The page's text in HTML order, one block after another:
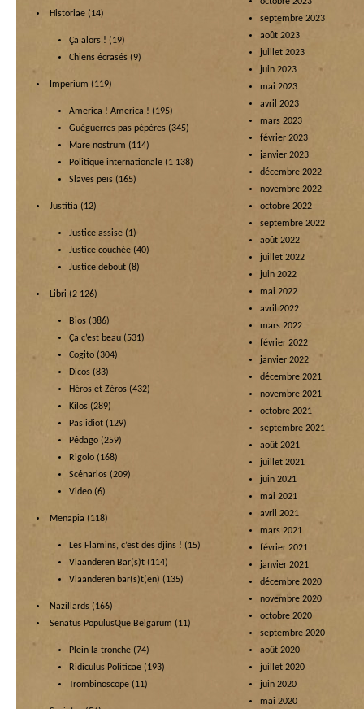
Historiae (14)
Ça alors ! (19)
Chiens écrasés (9)
Imperium (119)
America ! America ! (195)
Guéguerres pas pépères (345)
Mare nostrum (114)
Politique internationale (1 138)
Slaves peïs (165)
Justitia (12)
Justice assise (1)
Justice couchée (40)
Justice debout (8)
Libri (2 126)
Bios (386)
Ça c’est beau (531)
Cogito (304)
Dicos (83)
Héros et Zéros (432)
Kilos (289)
Pas idiot (129)
Pédago (259)
Rigolo (168)
Scénarios (209)
Video (6)
Menapia (118)
Les Flamins, c’est des djins ! (15)
Vlaanderen Bar(s)t (114)
Vlaanderen bar(s)t(en) (135)
Nazillards (166)
Senatus PopulusQue Belgarum (11)
Plein la tronche (74)
Ridiculus Politicae (193)
Trombinoscope (11)
septembre 2023
août 2023
juillet 2023
juin 2023
mai 2023
avril 2023
mars 2023
février 2023
janvier 2023
décembre 2022
novembre 2022
octobre 2022
septembre 2022
août 2022
juillet 2022
juin 2022
mai 2022
avril 2022
mars 2022
février 2022
janvier 2022
décembre 2021
novembre 2021
octobre 2021
septembre 2021
août 2021
juillet 2021
juin 2021
mai 2021
avril 2021
mars 2021
février 2021
janvier 2021
décembre 2020
novembre 2020
octobre 2020
septembre 2020
août 2020
juillet 2020
juin 2020
mai 2020